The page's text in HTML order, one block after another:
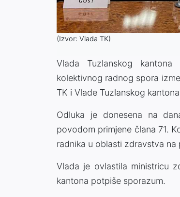
(Izvor: Vlada TK)
Vlada Tuzlanskog
kolektivnog radnog spora
TK i Vlade Tuzlanskog
Odluka je donesena na
povodom primjene člana 71.
radnika u oblasti zdravstva
Vlada je ovlastila ministricu
kantona potpiše sporazum.